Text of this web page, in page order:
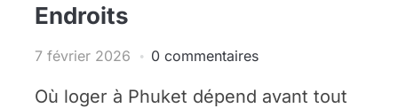
Endroits
7 février 2026 0 commentaires
Où loger à Phuket dépend avant tout